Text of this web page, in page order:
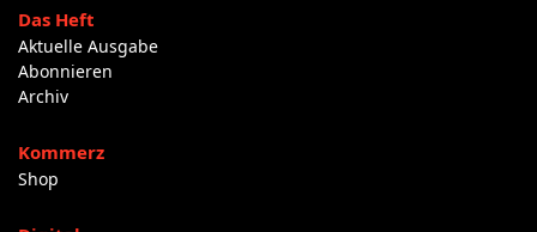
Das Heft
Aktuelle Ausgabe
Abonnieren
Archiv
Kommerz
Shop